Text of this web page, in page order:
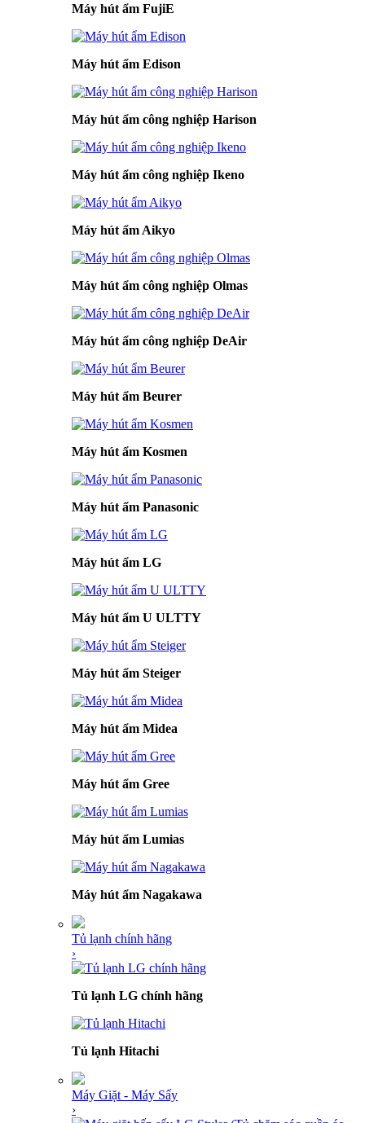
Máy hút ẩm FujiE
Máy hút ẩm Edison
Máy hút ẩm công nghiệp Harison
Máy hút ẩm công nghiệp Ikeno
Máy hút ẩm Aikyo
Máy hút ẩm công nghiệp Olmas
Máy hút ẩm công nghiệp DeAir
Máy hút ẩm Beurer
Máy hút ẩm Kosmen
Máy hút ẩm Panasonic
Máy hút ẩm LG
Máy hút ẩm U ULTTY
Máy hút ẩm Steiger
Máy hút ẩm Midea
Máy hút ẩm Gree
Máy hút ẩm Lumias
Máy hút ẩm Nagakawa
Tủ lạnh chính hãng
›
Tủ lạnh LG chính hãng
Tủ lạnh Hitachi
Máy Giặt - Máy Sấy
›